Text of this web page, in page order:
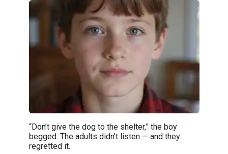
“Don’t give the dog to the shelter,” the boy
begged. The adults didn’t listen — and they
regretted it.